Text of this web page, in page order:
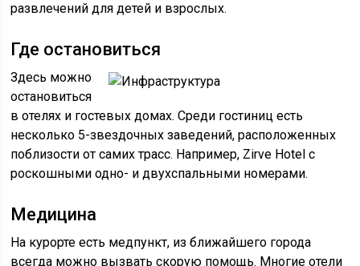
развлечений для детей и взрослых.
Где остановиться
Здесь можно
остановиться
в отелях и гостевых домах. Среди гостиниц есть
несколько 5-звездочных заведений, расположенных
поблизости от самих трасс. Например, Zirve Hotel с
роскошными одно- и двухспальными номерами.
Медицина
На курорте есть медпункт, из ближайшего города
всегда можно вызвать скорую помощь. Многие отели